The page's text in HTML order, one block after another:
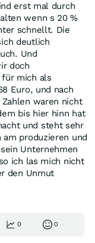
erst mal durch
wenn s 20 %
schnellt. Die
deutlich
Und
doch
für mich als
Euro, und nach
waren nicht
bis hier hinn hat
und steht sehr
am produzieren und
Unternehmen
ich las mich nicht
den Unmut
0 0